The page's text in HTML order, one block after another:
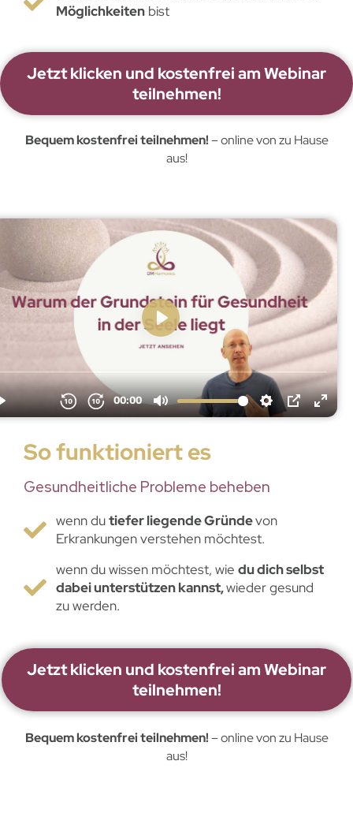
Möglichkeiten bist
Jetzt klicken und kostenfrei am Webinar
teilnehmen!
Bequem kostenfrei teilnehmen!– online von zu Hause
aus!
So funktioniert es
Gesundheitliche Probleme beheben
wenn dutiefer liegende Gründevon
Erkrankungen verstehen möchtest.
wenn du wissen möchtest, wiedu dich selbst
dabei unterstützen kannst,wieder gesund
zu werden.
Jetzt klicken und kostenfrei am Webinar
teilnehmen!
Bequem kostenfrei teilnehmen!– online von zu Hause
aus!